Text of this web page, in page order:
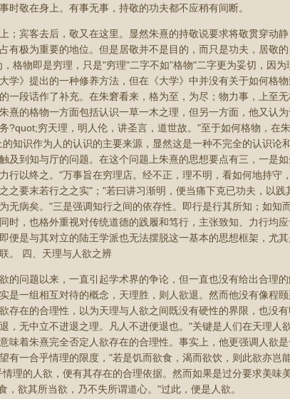
时敬在身上。有事无事，持敬的功夫都不应稍有间断。
；宾客去后，敬又在这里。显然朱熹的持敬说要求将敬贯穿动静
有极为重要的地位。但是居敬并不是目的，而只是功夫，居敬
格物即是穷理，只是"穷理"二字不如”格物"二字更为妥切，因
学》提出的一种修养方法，但在《大学》中并没有关于如何格
一段话作了补充。在朱窘看来，格为至，为尽；物力事，上至
熹的格物一方面包括认识一草一木之理，但另一方面，他又认
?quot;穷天理，明人伦，讲圣言，道世故。"至于如何格物，在
知识作为人的认识的主要来源，显然这是一种不完全的认识论
及到知与厅的问题。在这个问题上朱熹的思想要点有三，一是
行以终之。"万事旨在穷理店。经不正，理不明，看如何地持守
之要末若行之之实"；"若曰讲习渐明，便当痛下克已功夫，以
无病矣。"三是强调知行之间的依存性。即行是行其所知；如知
时，也格外重视对传统道德的践履和笃行，主张致知、力行均
便是与其对立的陆王学派也无法摆脱这一基本的思想框架，尤
。 四、天理与人欲之辨
的问题以来，一直引起学术界的争论，但一直也没有给出合理
是一组相互对待的概念，天理胜，则人欲退。然而他没有像程
存在的合理性，以为天理与人欲之间既没有硬性的界限，也没
，无中立不进退之理。凡人不进便退也。"关键是人们在天理人
味着朱熹完全否定人欲存在的合理性。事实上，他更强调人欲是
有一合乎情理的限度，"若是饥而欲食，渴而欲饮，则此欲亦岂
理的人欲，便有其存在的合理依据。然而如果是过分要求美味
，欲其所当欲，乃不失所谓道心。"过此，便是人欲。